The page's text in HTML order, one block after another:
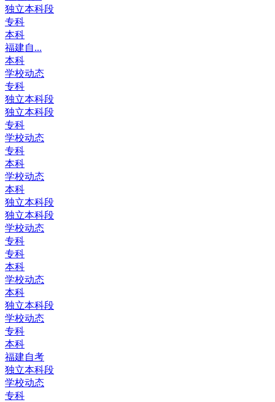
独立本科段
专科
本科
福建自...
本科
学校动态
专科
独立本科段
独立本科段
专科
学校动态
专科
本科
学校动态
本科
独立本科段
独立本科段
学校动态
专科
专科
本科
学校动态
本科
独立本科段
学校动态
专科
本科
福建自考
独立本科段
学校动态
专科